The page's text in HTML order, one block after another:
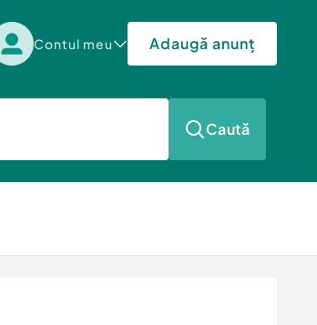
Contul meu Adaugă anunț
Caută